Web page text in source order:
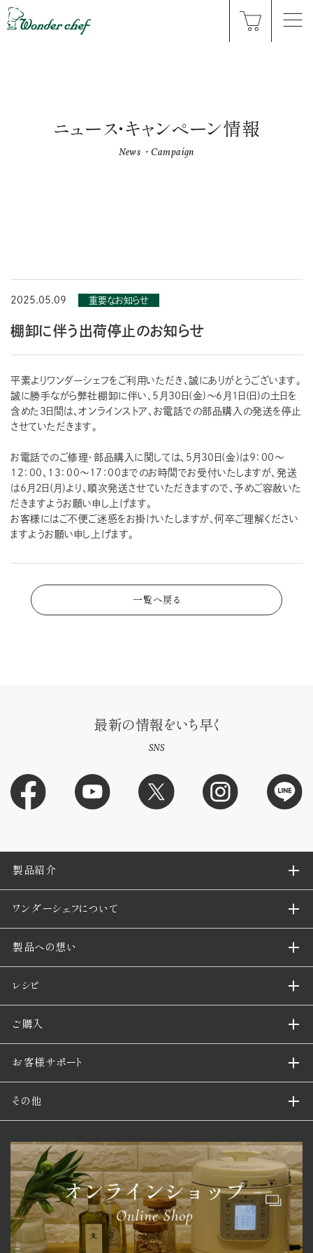
ニュース・キャンペーン情報
News・Campaign
2025.05.09 重要なお知らせ
棚卸に伴う出荷停止のお知らせ
平素よりワンダーシェフをご利用いただき、誠にありがとうございます。
誠に勝手ながら弊社棚卸に伴い、5月30日(金)～6月1日(日)の土日を
含めた3日間は、オンラインストア、お電話での部品購入の発送を停止
させていただきます。
お電話でのご修理・部品購入に関しては、5月30日(金)は9：00～
12：00、13：00～17：00までのお時間でお受付いたしますが、発送
は6月2日(月)より、順次発送させていただきますので、予めご容赦いた
だきますようお願い申し上げます。
お客様にはご不便ご迷惑をお掛けいたしますが、何卒ご理解ください
ますようお願い申し上げます。
一覧へ戻る
最新の情報をいち早く
SNS
製品紹介
ワンダーシェフについて
製品への想い
レシピ
ご購入
お客様サポート
その他